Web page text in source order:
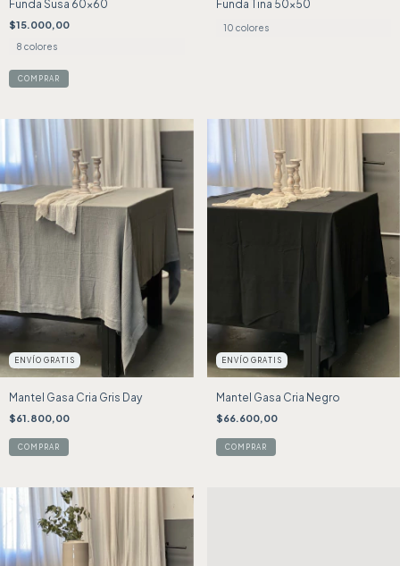
Funda Susa 60x60
$15.000,00
8 colores
COMPRAR
Funda Tina 50x50
10 colores
ENVÍO GRATIS
Mantel Gasa Cria Gris Day
$61.800,00
COMPRAR
ENVÍO GRATIS
Mantel Gasa Cria Negro
$66.600,00
COMPRAR